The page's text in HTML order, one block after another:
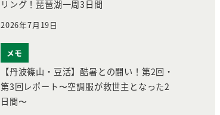
リング！琵琶湖一周3日間
2026年7月19日
メモ
【丹波篠山・豆活】酷暑との闘い！第2回・
第3回レポート〜空調服が救世主となった2
日間〜